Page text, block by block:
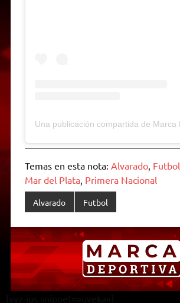
Temas en esta nota: Alvarado, Futbol
Mar del Plata, Primera Nacional
Alvarado Futbol